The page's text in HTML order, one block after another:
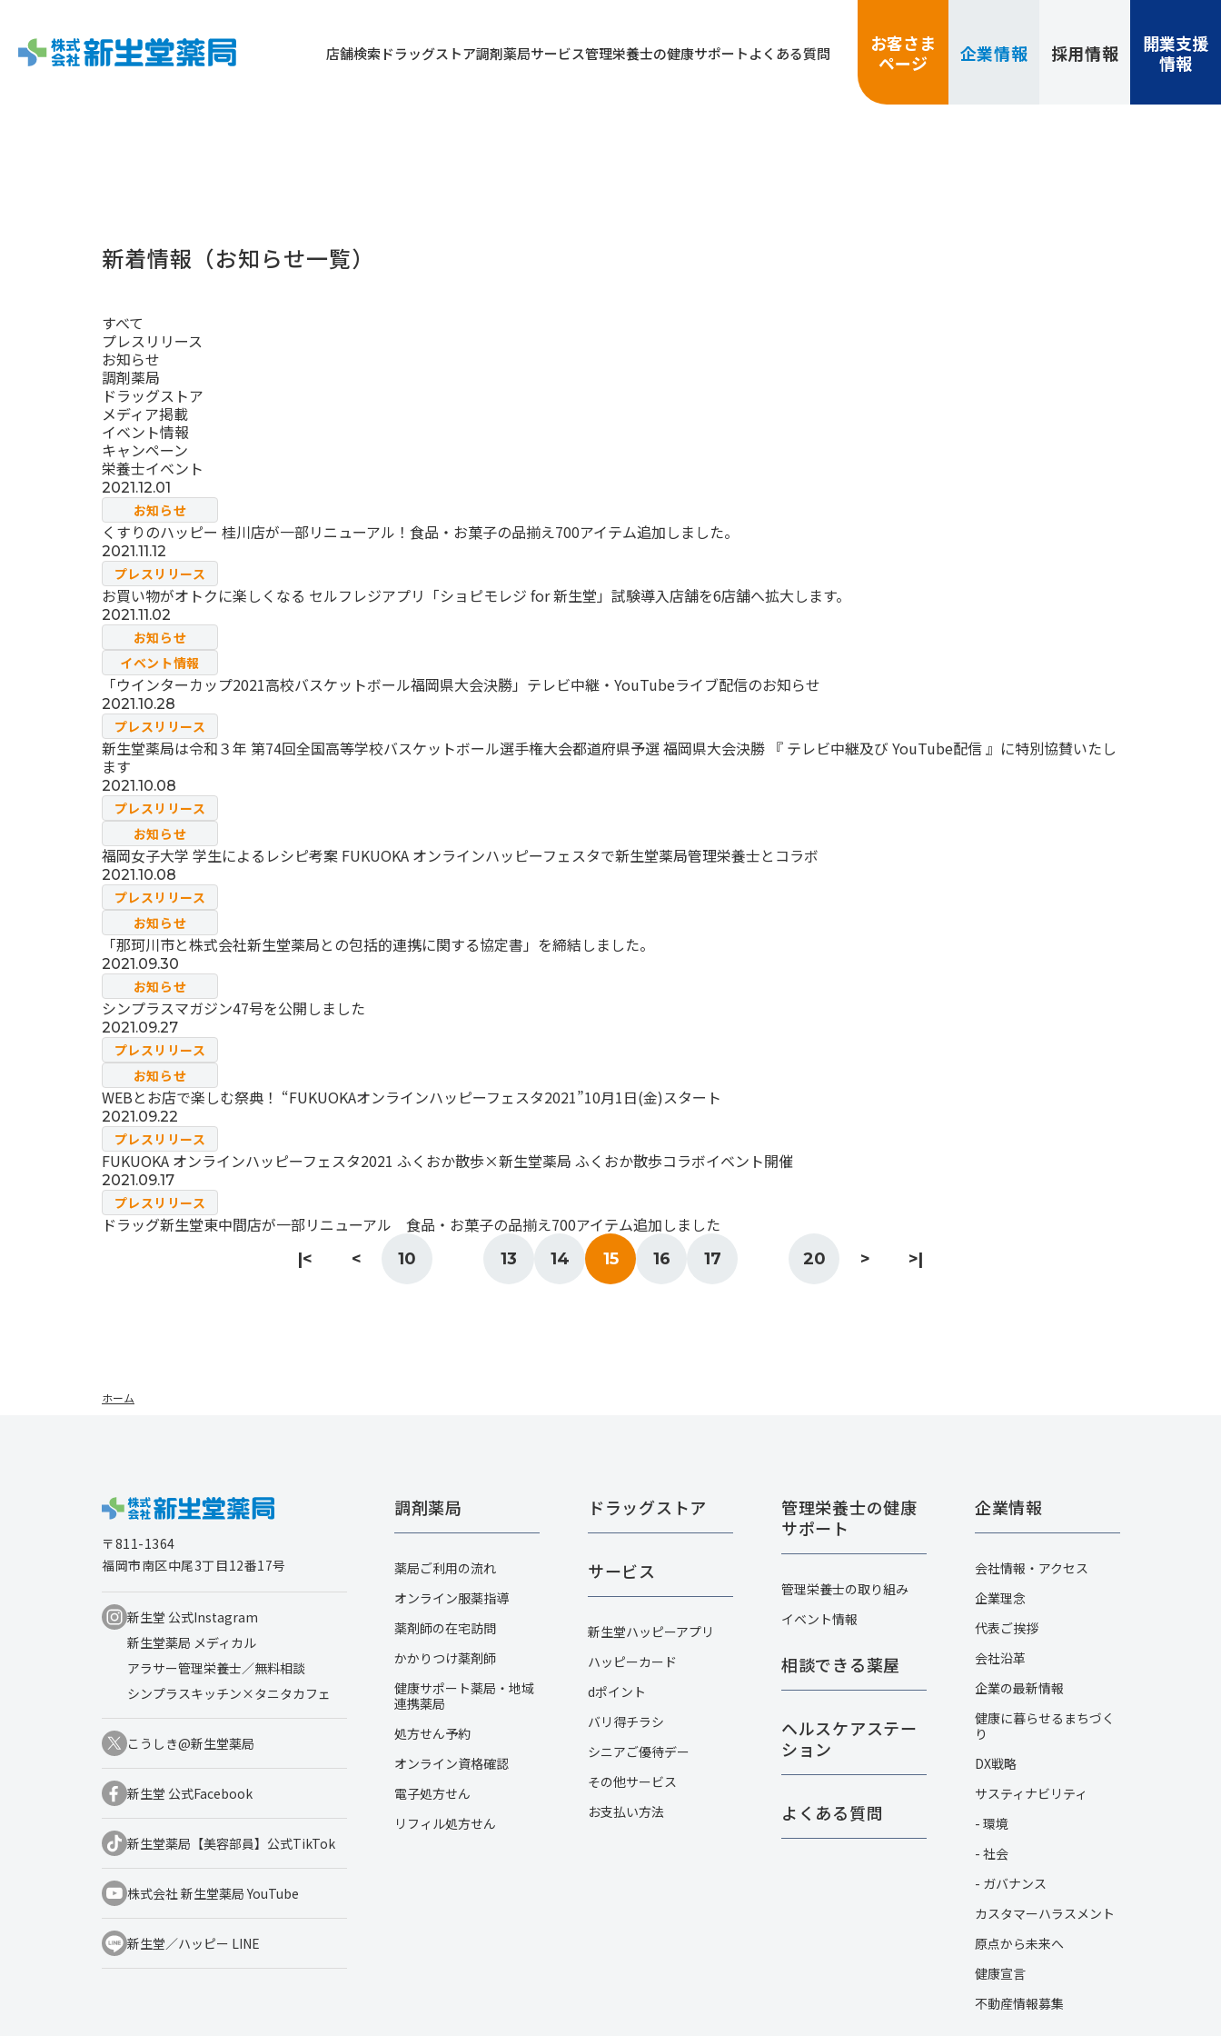
店舗検索 ドラッグストア調剤薬局サービス管理栄養士の健康サポートよくある質問
お客さま
ページ
企業情報 採用情報
開業支援
情報
新着情報（お知らせ一覧）
すべて
プレスリリース
お知らせ
調剤薬局
ドラッグストア
メディア掲載
イベント情報
キャンペーン
栄養士イベント
2021.12.01
お知らせ
くすりのハッピー 桂川店が一部リニューアル！食品・お菓子の品揃え700アイテム追加しました。
2021.11.12
プレスリリース
お買い物がオトクに楽しくなる セルフレジアプリ「ショピモレジ for 新生堂」試験導入店舗を6店舗へ拡大します。
2021.11.02
お知らせ
イベント情報
「ウインターカップ2021高校バスケットボール福岡県大会決勝」テレビ中継・YouTubeライブ配信のお知らせ
2021.10.28
プレスリリース
新生堂薬局は令和３年 第74回全国高等学校バスケットボール選手権大会都道府県予選 福岡県大会決勝 『 テレビ中継及び YouTube配信 』に特別協賛いたし
ます
2021.10.08
プレスリリース
お知らせ
福岡女子大学 学生によるレシピ考案 FUKUOKA オンラインハッピーフェスタで新生堂薬局管理栄養士とコラボ
2021.10.08
プレスリリース
お知らせ
「那珂川市と株式会社新生堂薬局との包括的連携に関する協定書」を締結しました。
2021.09.30
お知らせ
シンプラスマガジン47号を公開しました
2021.09.27
プレスリリース
お知らせ
WEBとお店で楽しむ祭典！ “FUKUOKAオンラインハッピーフェスタ2021”10月1日(金)スタート
2021.09.22
プレスリリース
FUKUOKA オンラインハッピーフェスタ2021 ふくおか散歩×新生堂薬局 ふくおか散歩コラボイベント開催
2021.09.17
プレスリリース
ドラッグ新生堂東中間店が一部リニューアル 食品・お菓子の品揃え700アイテム追加しました
|< < 10 13 14 15 16 17 20 > >|
ホーム
〒811-1364
福岡市南区中尾3丁目12番17号
新生堂 公式Instagram
新生堂薬局 メディカル
アラサー管理栄養士／無料相談
シンプラスキッチン×タニタカフェ
こうしき@新生堂薬局
新生堂 公式Facebook
新生堂薬局【美容部員】公式TikTok
株式会社 新生堂薬局 YouTube
新生堂／ハッピー LINE
調剤薬局
薬局ご利用の流れ
オンライン服薬指導
薬剤師の在宅訪問
かかりつけ薬剤師
健康サポート薬局・地域
連携薬局
処方せん予約
オンライン資格確認
電子処方せん
リフィル処方せん
ドラッグストア
サービス
新生堂ハッピーアプリ
ハッピーカード​
dポイント
バリ得チラシ
シニアご優待デー
その他サービス​
お支払い方法
管理栄養士の健康
サポート
管理栄養士の取り組み
イベント情報
相談できる薬屋
ヘルスケアステー
ション
よくある質問
企業情報
会社情報・アクセス
企業理念
代表ご挨拶
会社沿革
企業の最新情報
健康に暮らせるまちづく
り
DX戦略
サスティナビリティ
- 環境
- 社会
- ガバナンス
カスタマーハラスメント
原点から未来へ
健康宣言
不動産情報募集